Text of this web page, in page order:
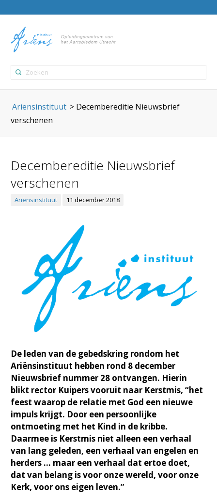
Ariënsinstituut > Decembereditie Nieuwsbrief
verschenen
Decembereditie Nieuwsbrief
verschenen
Ariënsinstituut 11 december 2018
De leden van de gebedskring rondom het
Ariënsinstituut hebben rond 8 december
Nieuwsbrief nummer 28 ontvangen. Hierin
blikt rector Kuipers vooruit naar Kerstmis, “het
feest waarop de relatie met God een nieuwe
impuls krijgt. Door een persoonlijke
ontmoeting met het Kind in de kribbe.
Daarmee is Kerstmis niet alleen een verhaal
van lang geleden, een verhaal van engelen en
herders … maar een verhaal dat ertoe doet,
dat van belang is voor onze wereld, voor onze
Kerk, voor ons eigen leven.”